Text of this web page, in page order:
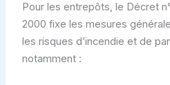
Pour les entrepôts, le Décret
2000 fixe les mesures
les risques d’incendie et de
notamment :